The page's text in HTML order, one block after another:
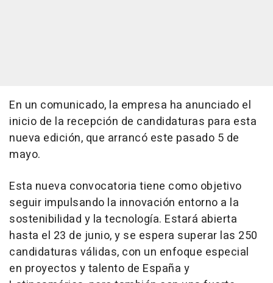
En un comunicado, la empresa ha anunciado el
inicio de la recepción de candidaturas para esta
nueva edición, que arrancó este pasado 5 de
mayo.
Esta nueva convocatoria tiene como objetivo
seguir impulsando la innovación entorno a la
sostenibilidad y la tecnología. Estará abierta
hasta el 23 de junio, y se espera superar las 250
candidaturas válidas, con un enfoque especial
en proyectos y talento de España y